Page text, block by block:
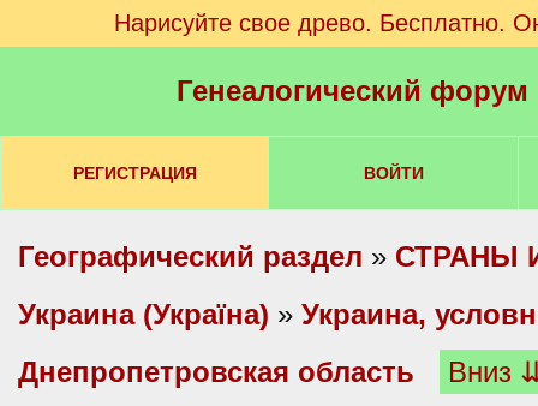
Нарисуйте свое древо. Бесплатно.
Генеалогический
РЕГИСТРАЦИЯ ВОЙТИ
Географический раздел » СТРАНЫ
Украина (Україна) » Украина,
Днепропетровская область
Вниз